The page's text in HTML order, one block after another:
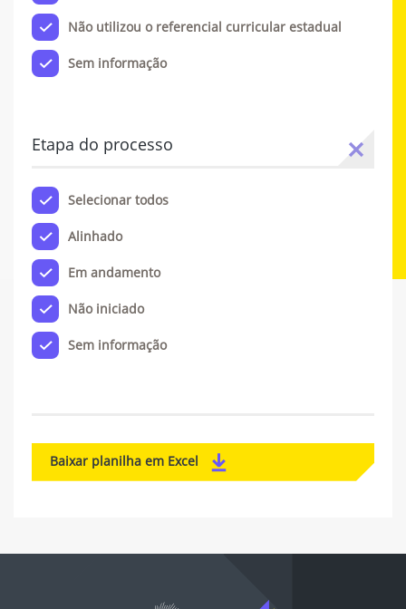
Não utilizou o referencial curricular estadual
Sem informação
Etapa do processo
Selecionar todos
Alinhado
Em andamento
Não iniciado
Sem informação
Baixar planilha em Excel